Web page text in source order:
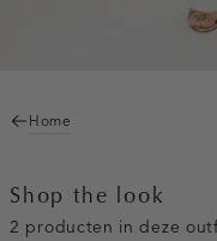
Home
Shop the look
2 producten in deze